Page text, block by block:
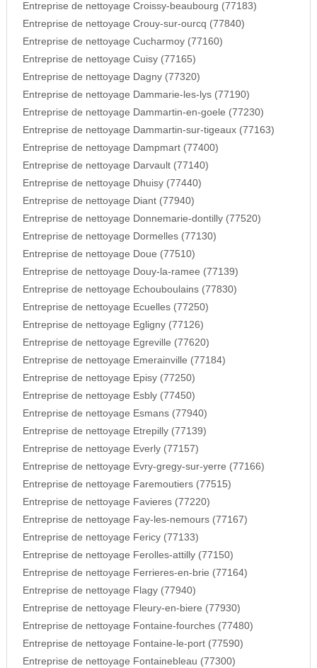
Entreprise de nettoyage Croissy-beaubourg (77183)
Entreprise de nettoyage Crouy-sur-ourcq (77840)
Entreprise de nettoyage Cucharmoy (77160)
Entreprise de nettoyage Cuisy (77165)
Entreprise de nettoyage Dagny (77320)
Entreprise de nettoyage Dammarie-les-lys (77190)
Entreprise de nettoyage Dammartin-en-goele (77230)
Entreprise de nettoyage Dammartin-sur-tigeaux (77163)
Entreprise de nettoyage Dampmart (77400)
Entreprise de nettoyage Darvault (77140)
Entreprise de nettoyage Dhuisy (77440)
Entreprise de nettoyage Diant (77940)
Entreprise de nettoyage Donnemarie-dontilly (77520)
Entreprise de nettoyage Dormelles (77130)
Entreprise de nettoyage Doue (77510)
Entreprise de nettoyage Douy-la-ramee (77139)
Entreprise de nettoyage Echouboulains (77830)
Entreprise de nettoyage Ecuelles (77250)
Entreprise de nettoyage Egligny (77126)
Entreprise de nettoyage Egreville (77620)
Entreprise de nettoyage Emerainville (77184)
Entreprise de nettoyage Episy (77250)
Entreprise de nettoyage Esbly (77450)
Entreprise de nettoyage Esmans (77940)
Entreprise de nettoyage Etrepilly (77139)
Entreprise de nettoyage Everly (77157)
Entreprise de nettoyage Evry-gregy-sur-yerre (77166)
Entreprise de nettoyage Faremoutiers (77515)
Entreprise de nettoyage Favieres (77220)
Entreprise de nettoyage Fay-les-nemours (77167)
Entreprise de nettoyage Fericy (77133)
Entreprise de nettoyage Ferolles-attilly (77150)
Entreprise de nettoyage Ferrieres-en-brie (77164)
Entreprise de nettoyage Flagy (77940)
Entreprise de nettoyage Fleury-en-biere (77930)
Entreprise de nettoyage Fontaine-fourches (77480)
Entreprise de nettoyage Fontaine-le-port (77590)
Entreprise de nettoyage Fontainebleau (77300)